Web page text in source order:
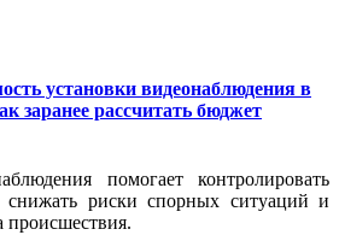
установки видеонаблюдения в
заранее рассчитать бюджет
помогает контролировать
снижать риски спорных ситуаций и
происшествия.